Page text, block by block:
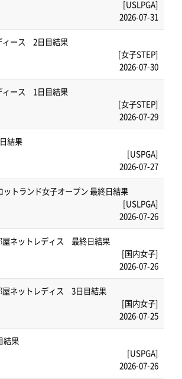
[USLPGA]
2026-07-31
ィース 2日目結果
[女子STEP]
2026-07-30
ィース 1日目結果
[女子STEP]
2026-07-29
結果
[USPGA]
2026-07-27
ットランド女子オープン 最終日結果
[USLPGA]
2026-07-26
屋ネットレディス 最終日結果
[国内女子]
2026-07-26
屋ネットレディス 3日目結果
[国内女子]
2026-07-25
結果
[USPGA]
2026-07-26